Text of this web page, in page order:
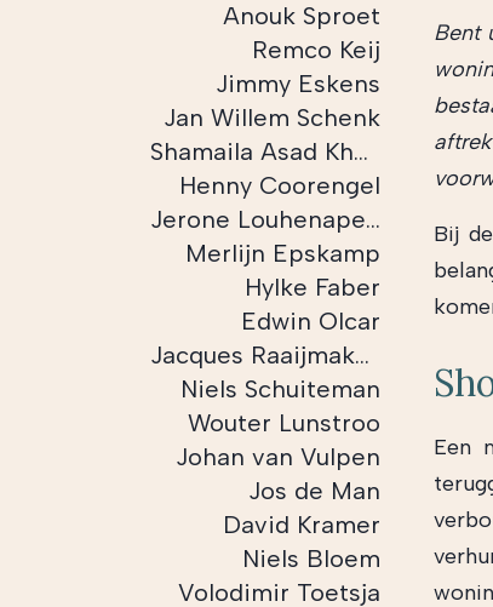
Bent
Bij
Een
Anouk Sproet
Remco Keij
Jimmy Eskens
Jan Willem Schenk
Shamaila Asad Khan
Henny Coorengel
Jerone Louhenapessij
Merlijn Epskamp
Hylke Faber
Edwin Olcar
Jacques Raaijmakers
Niels Schuiteman
Wouter Lunstroo
Johan van Vulpen
Jos de Man
David Kramer
Niels Bloem
Volodimir Toetsja